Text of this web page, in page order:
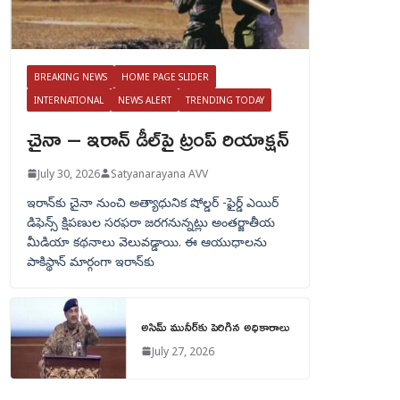
BREAKING NEWS
HOME PAGE SLIDER
INTERNATIONAL
NEWS ALERT TRENDING TODAY
చైనా – ఇరాన్ డీల్‌పై ట్రంప్ రియాక్షన్
July 30, 2026 Satyanarayana AVV
ఇరాన్‌కు చైనా నుంచి అత్యాధునిక షోల్డర్‌ -ఫైర్డ్ ఎయిర్
డిఫెన్స్ క్షిపణుల సరఫరా జరగనున్నట్లు అంతర్జాతీయ
మీడియా కథనాలు వెలువడ్డాయి. ఈ ఆయుధాలను
పాకిస్థాన్‌ మార్గంగా ఇరాన్‌కు
అసిమ్ మునీర్‌కు పెరిగిన అధికారాలు
July 27, 2026